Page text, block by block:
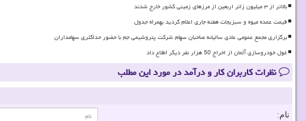
بالاتر از ۳ میلیون زائر اربعین از مرزهای زمینی کشور خارج شدند
قیمت عمده میوه و سبزیجات هفته جاری اعلام گردید بهمراه جدول
برگزاری مجمع عمومی عادی سالیانه صاحبان سهام شرکت پتروشیمی جم با حضور حداکثری سهامداران
غول خودروسازی آلمان از اخراج 50 هزار نفر دیگر اطلاع داد
نظرات کاربران کار و درآمد در مورد این مطلب
نام: